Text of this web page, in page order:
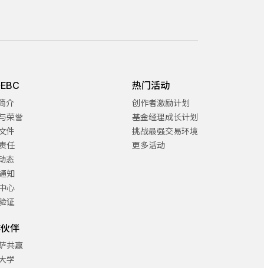
介
荣誉
件
任
态
知
心
证
伴
共赢
学
热门活动
创作者激励计划
基金经理成长计划
挑战最强交易环境
更多活动